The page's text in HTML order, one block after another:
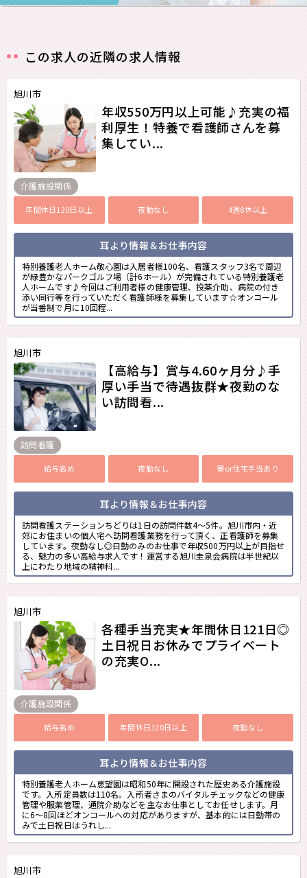
この求人の近隣の求人情報
旭川市
年収550万円以上可能♪充実の福
利厚生！特養で看護師さんを募
集してい...
介護施設関係
年間休日120日以上 夜勤なし 4週8休以上
耳より情報＆お仕事内容
特別養護老人ホーム敬心園は入居者様100名、看護スタッフ3名で周辺
が緑豊かなパークゴルフ場（計6ホール）が完備されている特別養護老
人ホームです♪今回はご利用者様の健康管理、投薬介助、病院の付き
添い同行等を行っていただく看護師様を募集しています☆オンコール
が当番制で月に10回程...
旭川市
【高給与】賞与4.60ヶ月分♪手
厚い手当で待遇抜群★夜勤のな
い訪問看...
訪問看護
給与高め 夜勤なし 寮or住宅手当あり
耳より情報＆お仕事内容
訪問看護ステーションちどりは1日の訪問件数4～5件。旭川市内・近
郊にお住まいの個人宅へ訪問看護業務を行って頂く、正看護師を募集
しています。夜勤なし◎日勤のみのお仕事で年収500万円以上が目指せ
る、魅力の多い高給与求人です！運営する旭川圭泉会病院は半世紀以
上にわたり地域の精神科...
旭川市
各種手当充実★年間休日121日◎
土日祝日お休みでプライベート
の充実O...
介護施設関係
給与高め 年間休日120日以上 夜勤なし
耳より情報＆お仕事内容
特別養護老人ホーム恵望園は昭和50年に開設された歴史ある介護施設
です。入所定員数は110名。入所者さまのバイタルチェックなどの健康
管理や服薬管理、通院介助などを主なお仕事としてお任せします。月
に6～8回ほどオンコールへの対応がありますが、基本的には日勤帯の
みで土日祝日はうれし...
旭川市